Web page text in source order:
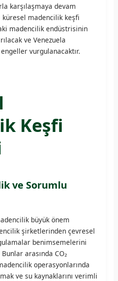
karşılaşmaya devam
madencilik keşfi
madencilik endüstrisinin
ve Venezuela
vurgulanacaktır.
Keşfi
ve Sorumlu
büyük önem
şirketlerinden çevresel
benimsemelerini
arasında CO₂
operasyonlarında
ve su kaynaklarını verimli